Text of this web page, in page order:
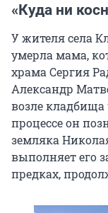
«Куда ни
У жителя села
умерла мама,
храма Сергия
Александр
возле кладбища
процессе он
земляка
выполняет его
предках,